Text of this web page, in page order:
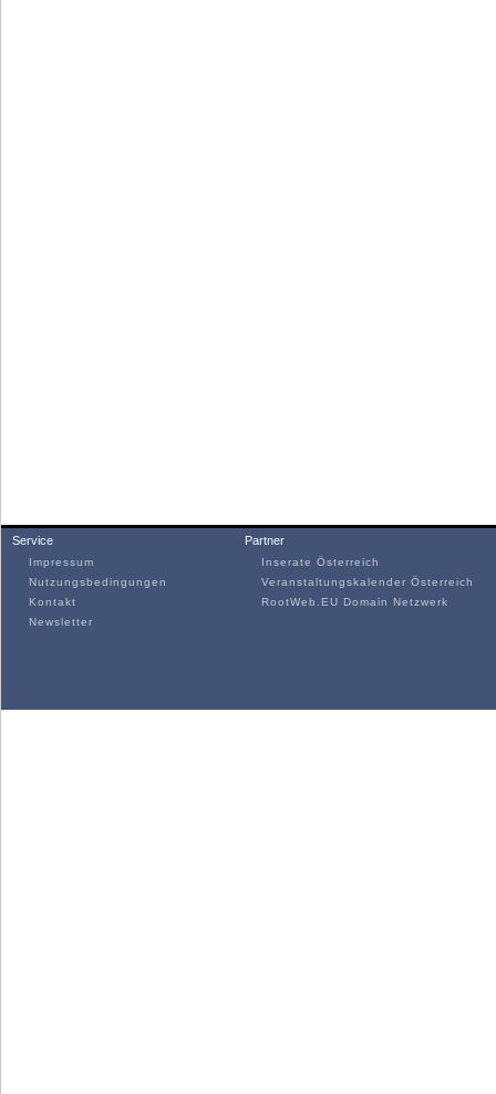
Service
Impressum
Nutzungsbedingungen
Kontakt
Newsletter
Partner
Inserate Österreich
Veranstaltungskalender Österreich
RootWeb.EU Domain Netzwerk